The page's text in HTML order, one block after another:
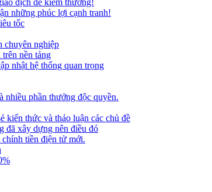
dịch để kiếm thưởng!
những phúc lợi cạnh tranh!
tốc
chuyên nghiệp
nền tảng
nhật hệ thống quan trọng
nhiều phần thưởng độc quyền.
kiến thức và thảo luận các chủ đề
đã xây dựng nên điều đó
chính tiền điện tử mới.